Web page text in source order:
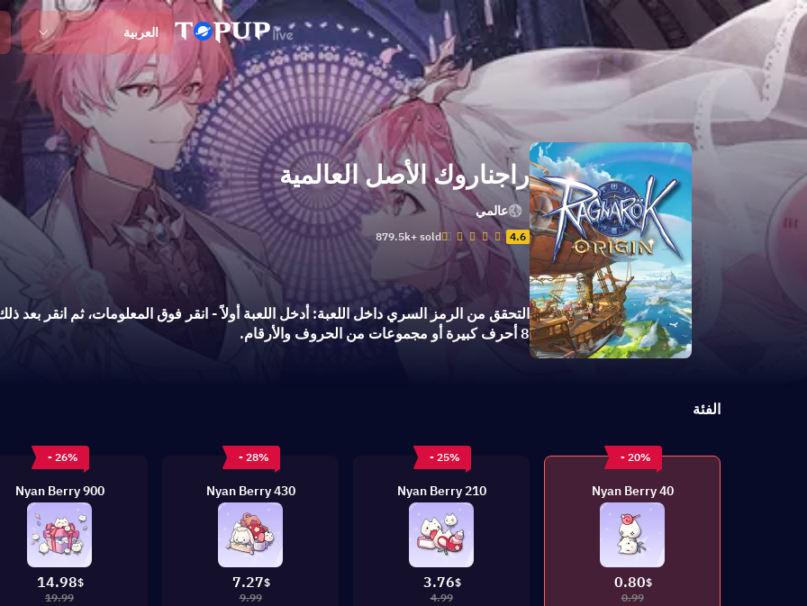
العربية
راجناروك الأصل العالمية
عالمي
4.6
879.5k+ sold
التحقق من الرمز السري داخل اللعبة: أدخل اللعبة أولاً - انقر فوق المعلومات، ثم انقر
8 أحرف كبيرة أو مجموعات من الحروف والأرقام.
الفئة
- 20%
40 Nyan Berry
$
0.80
0.99
- 25%
210 Nyan Berry
$
3.76
4.99
- 28%
430 Nyan Berry
$
7.27
9.99
- 26%
900 Nyan Berry
$
14.98
19.99